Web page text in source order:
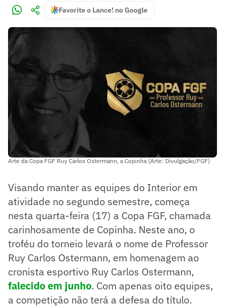
Favorite o Lance! no Google
Arte da Copa FGF Ruy Carlos Ostermann, a Copinha (Arte: Divulgação/FGF)
Visando manter as equipes do Interior em
atividade no segundo semestre, começa
nesta quarta-feira (17) a Copa FGF, chamada
carinhosamente de Copinha. Neste ano, o
troféu do torneio levará o nome de Professor
Ruy Carlos Ostermann, em homenagem ao
cronista esportivo Ruy Carlos Ostermann,
falecido em junho. Com apenas oito equipes,
a competição não terá a defesa do título.